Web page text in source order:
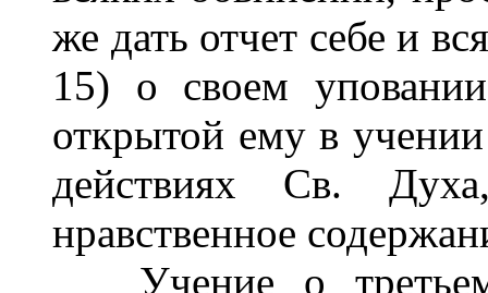
же дать отчет себе и
15) о своем
открытой ему в
действиях Св.
нравственное
Учение о